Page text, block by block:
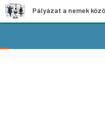
Pályázat a nemek közötti